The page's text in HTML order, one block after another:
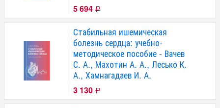
5 694 Р
Стабильная ишемическая
болезнь сердца: учебно-
методическое пособие - Вачев
С. А., Махотин А. А., Лесько К.
А., Хамнагадаев И. А.
3 130 Р